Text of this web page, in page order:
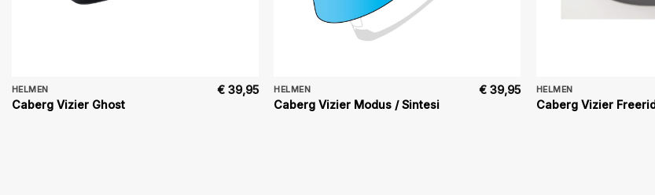
HELMEN
Caberg Vizier Ghost
€39,95 HELMEN
Caberg Vizier Modus / Sintesi
€ 39,95 HELMEN
Caberg Vizier